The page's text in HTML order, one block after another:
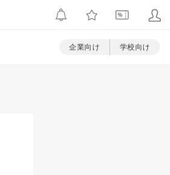
企業向け 学校向け